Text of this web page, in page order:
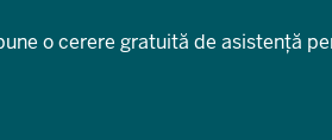
o cerere gratuită de asistență